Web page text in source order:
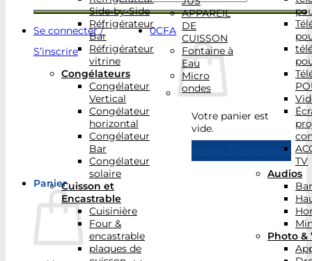
Se connecter /
S’inscrire
0CFA
Votre panier est
vide.
Retour à la boutique
Panier
Side-by-Side
Réfrigérateur
Bar
Réfrigérateur
vitrine
Congélateurs
Congélateur
Vertical
Congélateur
horizontal
Congélateur
Bar
Congélateur
solaire
Cuisson et
Encastrable
Cuisinière
Four &
encastrable
plaques de
APPAREIL
DE
CUISSON
Fontaine à
Eau
Micro
ondes
TV
Audios
Photo &